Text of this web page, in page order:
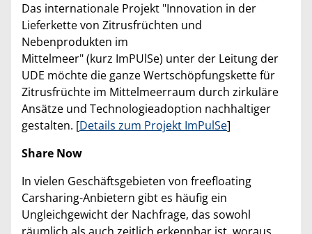
Das internationale Projekt "Innovation in der
Lieferkette von Zitrusfrüchten und
Nebenprodukten im
Mittelmeer" (kurz ImPUlSe) unter der Leitung der
UDE möchte die ganze Wertschöpfungskette für
Zitrusfrüchte im Mittelmeerraum durch zirkuläre
Ansätze und Technologieadoption nachhaltiger
gestalten. [Details zum Projekt ImPulSe]
Share Now
In vielen Geschäftsgebieten von freefloating
Carsharing-Anbietern gibt es häufig ein
Ungleichgewicht der Nachfrage, das sowohl